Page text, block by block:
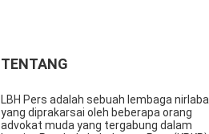
TENTANG
LBH Pers adalah sebuah lembaga nirlaba
yang diprakarsai oleh beberapa orang
advokat muda yang tergabung dalam